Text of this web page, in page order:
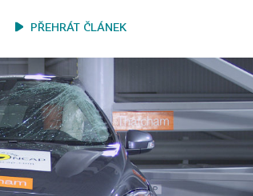
PŘEHRÁT ČLÁNEK